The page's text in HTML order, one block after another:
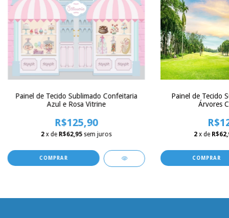
Painel de Tecido Sublimado Confeitaria
Azul e Rosa Vitrine
R$125,90
2 x de R$62,95 sem juros
COMPRAR
Painel de Tecido
Árvores
2 x de
COMPRAR